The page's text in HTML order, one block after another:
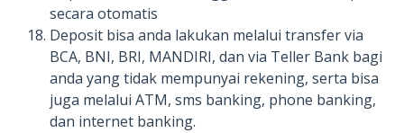
secara otomatis
Deposit bisa anda lakukan melalui transfer via
BCA, BNI, BRI, MANDIRI, dan via Teller Bank bagi
anda yang tidak mempunyai rekening, serta bisa
juga melalui ATM, sms banking, phone banking,
dan internet banking.